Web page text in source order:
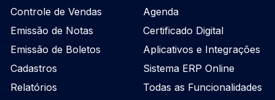
Controle de Vendas
Emissão de Notas
Emissão de Boletos
Cadastros
Relatórios
Agenda
Certificado Digital
Aplicativos e Integrações
Sistema ERP Online
Todas as Funcionalidades